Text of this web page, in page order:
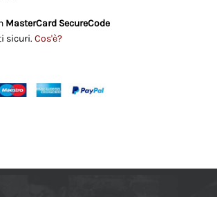
MasterCard SecureCode
sicuri. Cos'è?